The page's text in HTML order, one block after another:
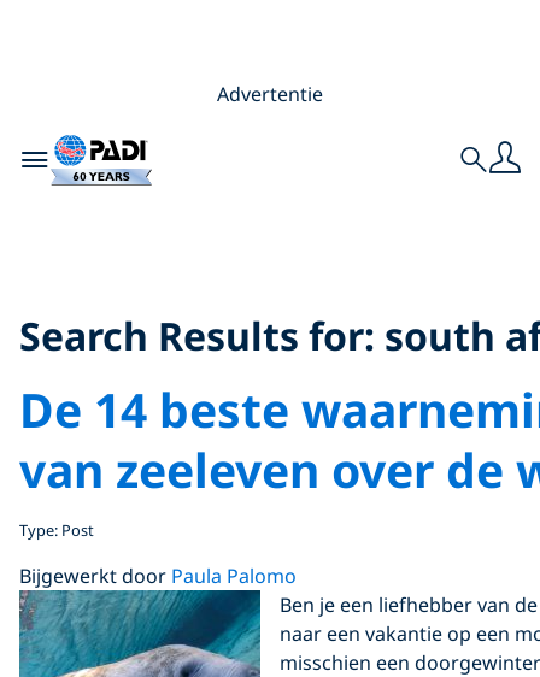
Advertentie
Toggle navigation Search
Search Results for: south
De 14 beste
van zeeleven over de
Type: Post
Bijgewerkt door Paula Palomo
Ben je een liefhebber van
naar een vakantie op een
misschien een